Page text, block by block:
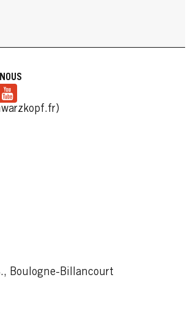
Boulogne-Billancourt